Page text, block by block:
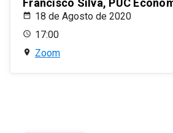
Francisco Silva, PUC
18 de Agosto de 2020
17:00
Zoom